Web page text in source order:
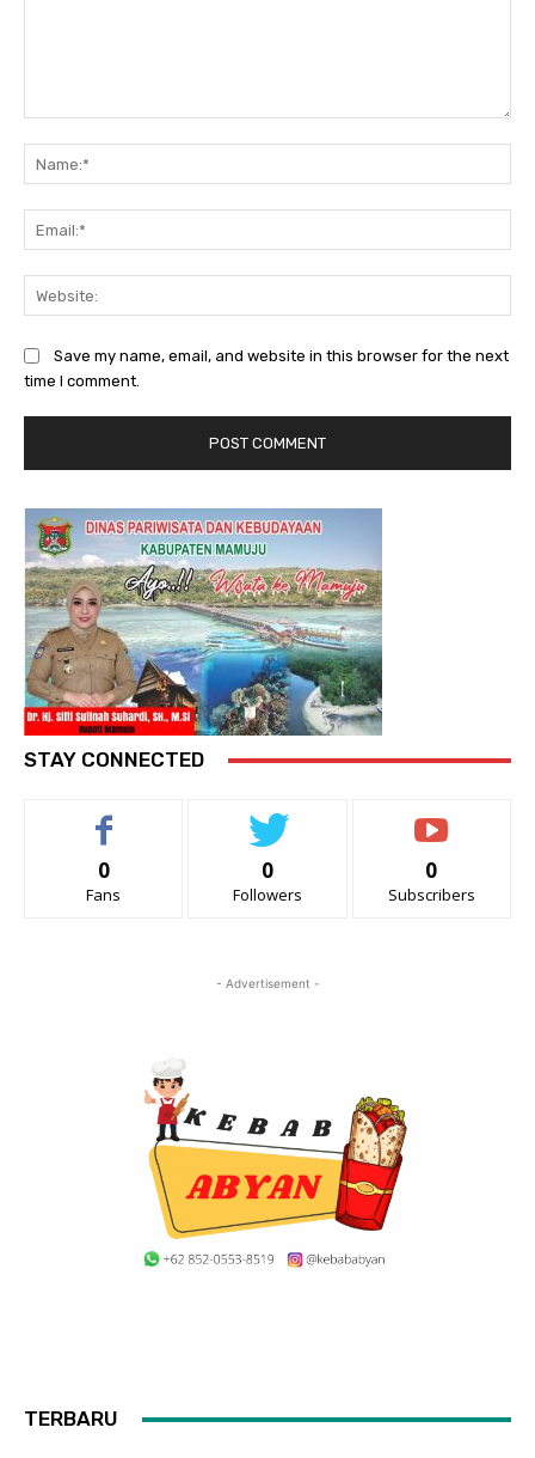
Save my name, email, and website in this browser for the next
time I comment.
STAY CONNECTED
0
Fans
0
Followers
0
Subscribers
- Advertisement -
TERBARU